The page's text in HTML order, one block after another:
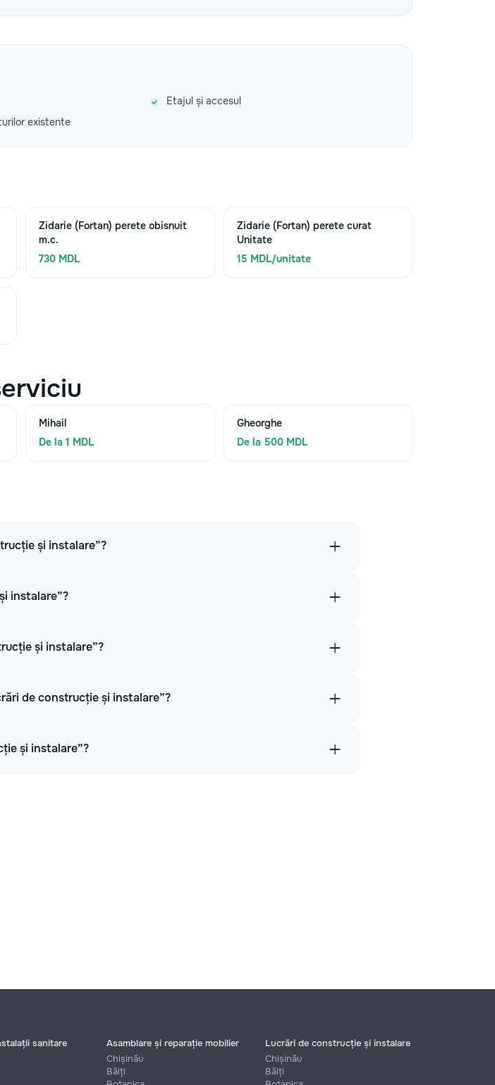
Etajul și accesul
existente
Zidarie (Fortan) perete obisnuit
m.c.
730 MDL
Zidarie (Fortan) perete curat
Unitate
15 MDL/unitate
Mihail
De la 1 MDL
Gheorghe
De la 500 MDL
și instalare”?
instalare”?
și instalare”?
de construcție și instalare”?
și instalare”?
sanitare
Asamblare și reparație mobilier
Chișinău
Bălți
Lucrări de construcție și instalare
Chișinău
Bălți